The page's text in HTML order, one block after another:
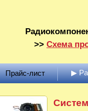
>> Схема
Прайс-лист ▶